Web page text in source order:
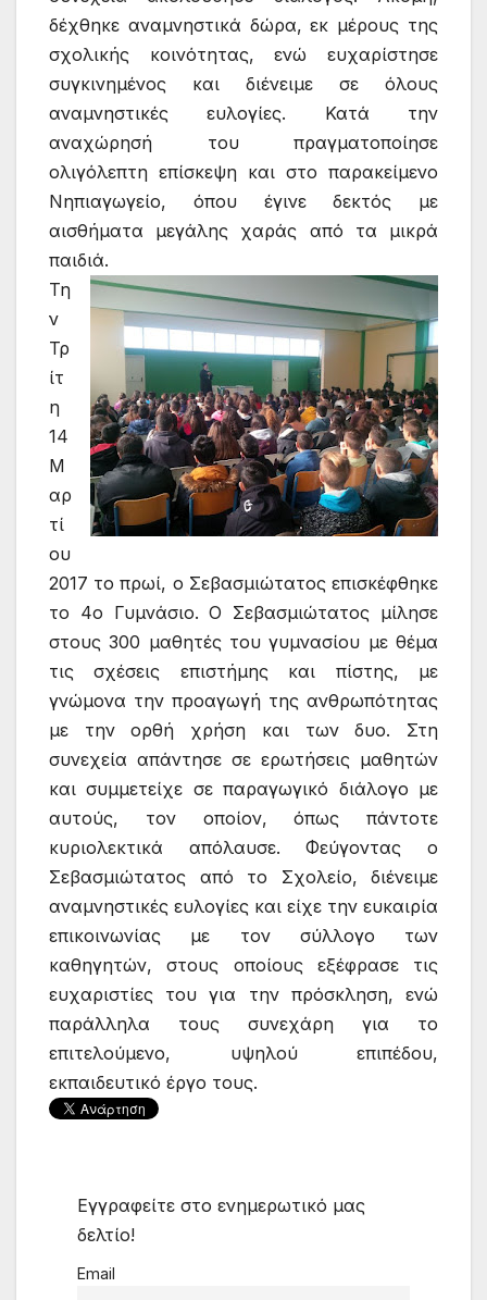
δέχθηκε αναμνηστικά δώρα, εκ μέρους της
σχολικής κοινότητας, ενώ ευχαρίστησε
συγκινημένος και διένειμε σε όλους
αναμνηστικές ευλογίες. Κατά την
αναχώρησή του πραγματοποίησε
ολιγόλεπτη επίσκεψη και στο παρακείμενο
Νηπιαγωγείο, όπου έγινε δεκτός με
αισθήματα μεγάλης χαράς από τα μικρά
παιδιά.
Τη
ν
Τρ
ίτ
η
14
Μ
αρ
τί
ου
2017 το πρωί, ο Σεβασμιώτατος επισκέφθηκε
το 4ο Γυμνάσιο. Ο Σεβασμιώτατος μίλησε
στους 300 μαθητές του γυμνασίου με θέμα
τις σχέσεις επιστήμης και πίστης, με
γνώμονα την προαγωγή της ανθρωπότητας
με την ορθή χρήση και των δυο. Στη
συνεχεία απάντησε σε ερωτήσεις μαθητών
και συμμετείχε σε παραγωγικό διάλογο με
αυτούς, τον οποίον, όπως πάντοτε
κυριολεκτικά απόλαυσε. Φεύγοντας ο
Σεβασμιώτατος από το Σχολείο, διένειμε
αναμνηστικές ευλογίες και είχε την ευκαιρία
επικοινωνίας με τον σύλλογο των
καθηγητών, στους οποίους εξέφρασε τις
ευχαριστίες του για την πρόσκληση, ενώ
παράλληλα τους συνεχάρη για το
επιτελούμενο, υψηλού επιπέδου,
εκπαιδευτικό έργο τους.
Εγγραφείτε στο ενημερωτικό μας
δελτίο!
Email